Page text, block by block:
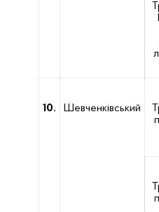
10. Шевченківський